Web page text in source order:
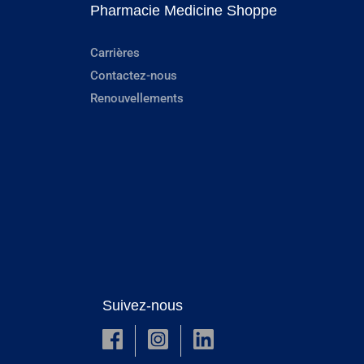
Pharmacie Medicine Shoppe
Carrières
Contactez-nous
Renouvellements
Suivez-nous